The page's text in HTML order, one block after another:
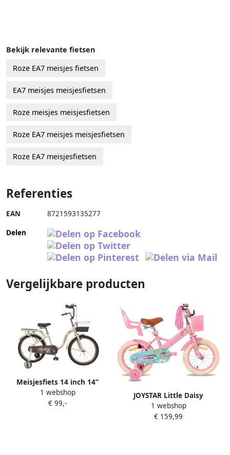
Bekijk relevante fietsen
Roze EA7 meisjes fietsen
EA7 meisjes meisjesfietsen
Roze meisjes meisjesfietsen
Roze EA7 meisjes meisjesfietsen
Roze EA7 meisjesfietsen
Referenties
EAN 8721593135277
Delen
Vergelijkbare producten
Meisjesfiets 14 inch 14”
Meisjesfiets 14 inch
Kinderfiets 14 inch Fiets voor
1 webshop
€ 99,-
JOYSTAR Little Daisy
Meisjesfiets 14 Inch
Kinderfiets met zijwieltjes 3
1 webshop
€ 159,99